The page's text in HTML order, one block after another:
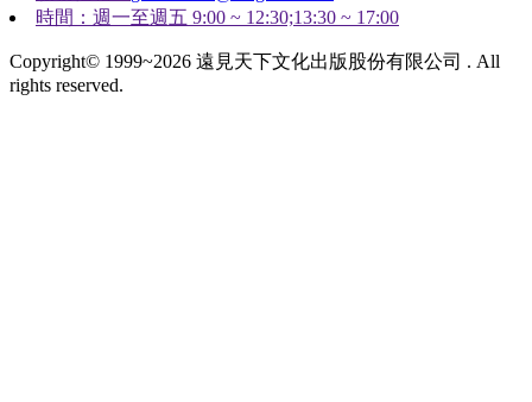
時間：週一至週五 9:00 ~ 12:30;13:30 ~ 17:00
Copyright© 1999~2026 遠見天下文化出版股份有限公司 . All
rights reserved.